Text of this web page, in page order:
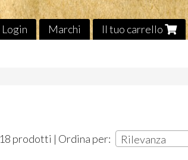
Login Marchi Il tuo carrello
prodotti | Ordina per: Rilevanza